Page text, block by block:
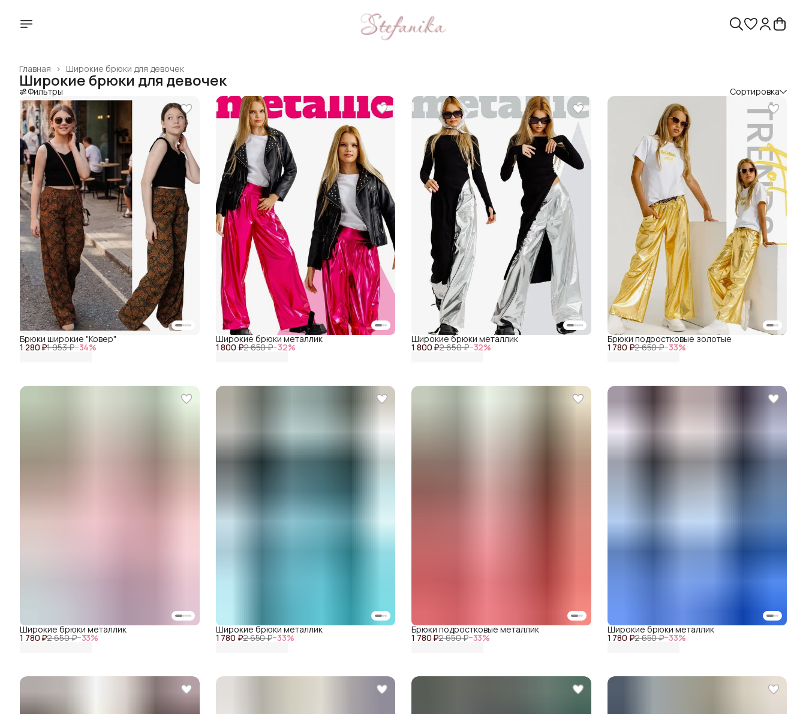
Широкие брюки для девочек
Главная ›
Широкие брюки для девочек
Фильтры Сортировка
1 280 ₽1 953 ₽−34%
Брюки широкие "Ковер"
1 800 ₽2 650 ₽−32%
Широкие брюки металлик
1 800 ₽2 650 ₽−32%
Широкие брюки металлик
1 780 ₽2 650 ₽−33%
Брюки подростковые золотые
1 780 ₽2 650 ₽−33%
Широкие брюки металлик
1 780 ₽2 650 ₽−33%
Широкие брюки металлик
1 780 ₽2 650 ₽−33%
Брюки подростковые металлик
1 780 ₽2 650 ₽−33%
Широкие брюки металлик